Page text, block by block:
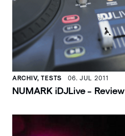
ARCHIV, TESTS 06. JUL 2011
NUMARK iDJLive - Review